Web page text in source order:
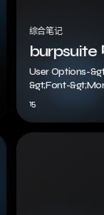
综合笔记
burpsuite
User Options-
&gt;Font-
15